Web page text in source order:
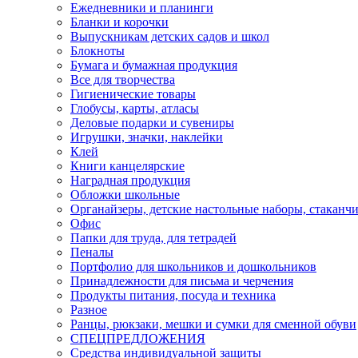
Ежедневники и планинги
Бланки и корочки
Выпускникам детских садов и школ
Блокноты
Бумага и бумажная продукция
Все для творчества
Гигиенические товары
Глобусы, карты, атласы
Деловые подарки и сувениры
Игрушки, значки, наклейки
Клей
Книги канцелярские
Наградная продукция
Обложки школьные
Органайзеры, детские настольные наборы,
Офис
Папки для труда, для тетрадей
Пеналы
Портфолио для школьников и дошкольников
Принадлежности для письма и черчения
Продукты питания, посуда и техника
Разное
Ранцы, рюкзаки, мешки и сумки для сменной обуви
СПЕЦПРЕДЛОЖЕНИЯ
Средства индивидуальной защиты